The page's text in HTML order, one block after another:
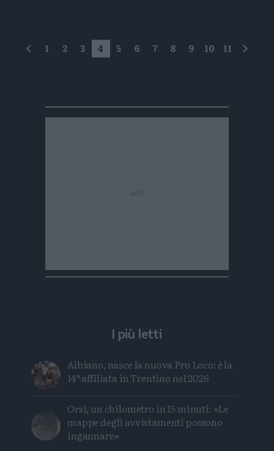
precedente
1 2 3 4 5 6 7 8 9 10 11
I più letti
Albiano, nasce la nuova Pro Loco: è la
14ª affiliata in Trentino nel 2026
Orsi, un chilometro in 15 minuti: «Le
mappe degli avvistamenti possono
ingannare»